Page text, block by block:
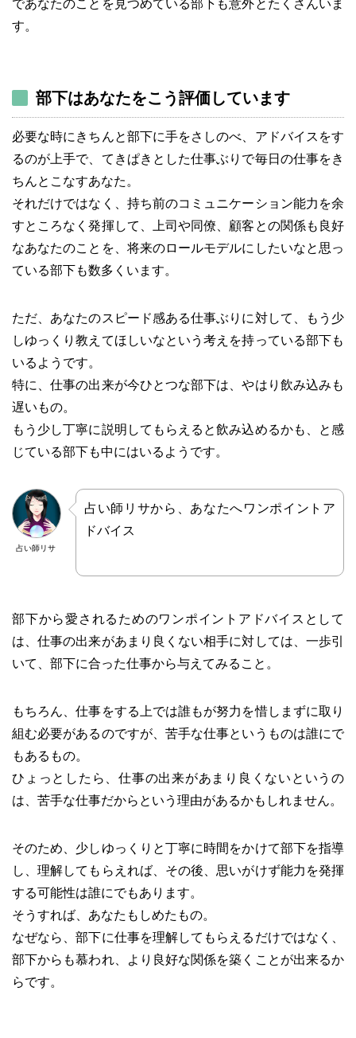
であなたのことを見つめている部下も意外とたくさんいま
す。
部下はあなたをこう評価しています
必要な時にきちんと部下に手をさしのべ、アドバイスをす
るのが上手で、てきぱきとした仕事ぶりで毎日の仕事をき
ちんとこなすあなた。
それだけではなく、持ち前のコミュニケーション能力を余
すところなく発揮して、上司や同僚、顧客との関係も良好
なあなたのことを、将来のロールモデルにしたいなと思っ
ている部下も数多くいます。
ただ、あなたのスピード感ある仕事ぶりに対して、もう少
しゆっくり教えてほしいなという考えを持っている部下も
いるようです。
特に、仕事の出来が今ひとつな部下は、やはり飲み込みも
遅いもの。
もう少し丁寧に説明してもらえると飲み込めるかも、と感
じている部下も中にはいるようです。
占い師リサ
占い師リサから、あなたへワンポイントア
ドバイス
部下から愛されるためのワンポイントアドバイスとして
は、仕事の出来があまり良くない相手に対しては、一歩引
いて、部下に合った仕事から与えてみること。
もちろん、仕事をする上では誰もが努力を惜しまずに取り
組む必要があるのですが、苦手な仕事というものは誰にで
もあるもの。
ひょっとしたら、仕事の出来があまり良くないというの
は、苦手な仕事だからという理由があるかもしれません。
そのため、少しゆっくりと丁寧に時間をかけて部下を指導
し、理解してもらえれば、その後、思いがけず能力を発揮
する可能性は誰にでもあります。
そうすれば、あなたもしめたもの。
なぜなら、部下に仕事を理解してもらえるだけではなく、
部下からも慕われ、より良好な関係を築くことが出来るか
らです。